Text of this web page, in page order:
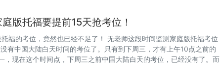
版托福要提前15天抢考位！
福的考位，竟然也已经不足了！ 无老师这段时间监测家庭版托福考位
有中国大陆白天时间的考位了。只有到下周三，才有上午10点之前的
现在这个时间点，下周三之前中国大陆白天的考位，已经没有了。而